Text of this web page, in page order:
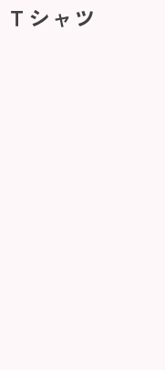
シャツ